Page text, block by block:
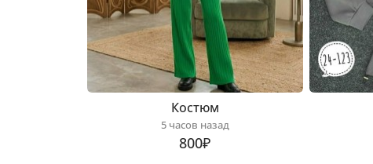
Костюм
5 часов назад
800₽